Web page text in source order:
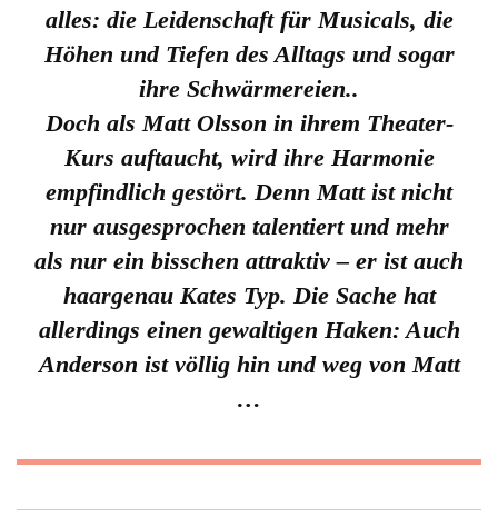
alles: die Leidenschaft für Musicals, die
Höhen und Tiefen des Alltags und sogar
ihre Schwärmereien..
Doch als Matt Olsson in ihrem Theater-
Kurs auftaucht, wird ihre Harmonie
empfindlich gestört. Denn Matt ist nicht
nur ausgesprochen talentiert und mehr
als nur ein bisschen attraktiv – er ist auch
haargenau Kates Typ. Die Sache hat
allerdings einen gewaltigen Haken: Auch
Anderson ist völlig hin und weg von Matt
…